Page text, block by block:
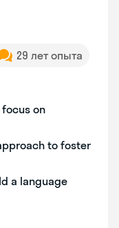
29 лет опыта
focus on
to foster
a language